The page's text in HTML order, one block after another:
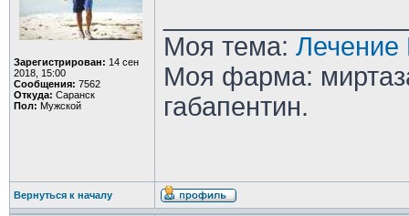
Зарегистрирован: 14 сен
2018, 15:00
Сообщения: 7562
Откуда: Саранск
Пол: Мужской
Моя тема:
Моя фарма:
габапентин.
Вернуться к началу